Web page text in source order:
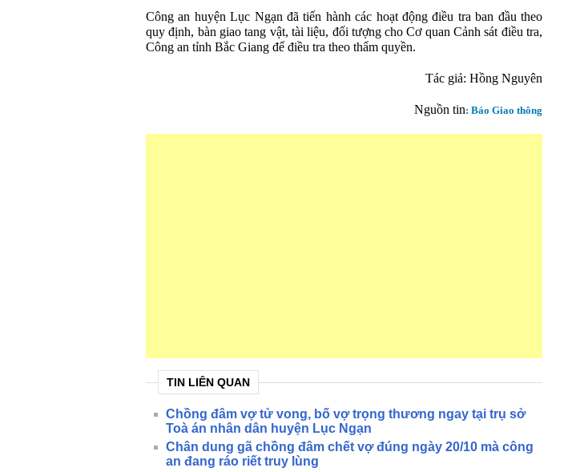
Công an huyện Lục Ngạn đã tiến hành các hoạt động điều tra ban đầu theo
quy định, bàn giao tang vật, tài liệu, đối tượng cho Cơ quan Cảnh sát điều tra,
Công an tỉnh Bắc Giang để điều tra theo thẩm quyền.
Tác giả: Hồng Nguyên
Nguồn tin: Báo Giao thông
TIN LIÊN QUAN
Chồng đâm vợ tử vong, bố vợ trọng thương ngay tại trụ sở
Toà án nhân dân huyện Lục Ngạn
Chân dung gã chồng đâm chết vợ đúng ngày 20/10 mà công
an đang ráo riết truy lùng